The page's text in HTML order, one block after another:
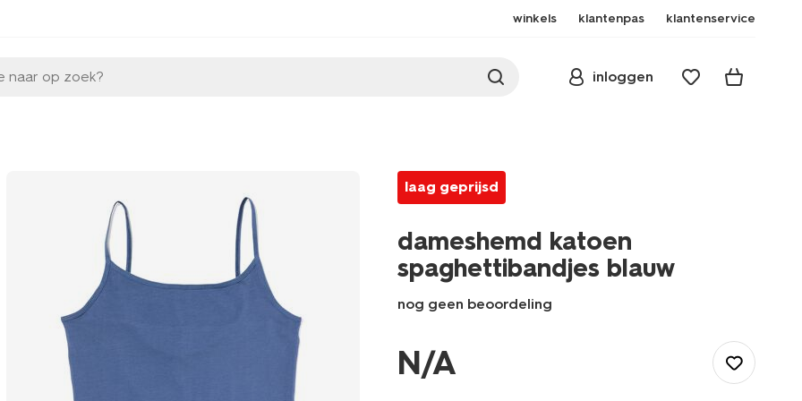
winkels klantenpas klantenservice
naar op zoek? inloggen
laag geprijsd
dameshemd katoen
spaghettibandjes blauw
nog geen beoordeling
katoen-
spaghettibandjes-
blauw-
N/A